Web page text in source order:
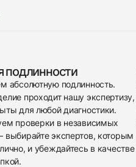
подлинности
абсолютную подлинность.
проходит нашу экспертизу,
для любой диагностики.
проверки в независимых
выбирайте экспертов, которым
и убеждайтесь в качестве